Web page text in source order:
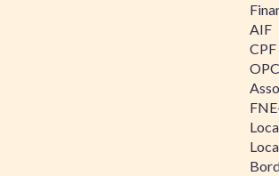
AIF
CPF